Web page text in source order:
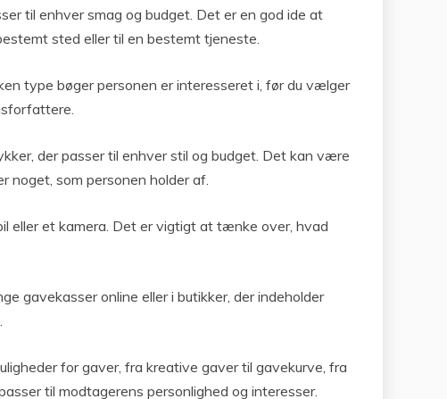
til enhver smag og budget. Det er en god ide at
sted eller til en bestemt tjeneste.
type bøger personen er interesseret i, før du vælger
der passer til enhver stil og budget. Det kan være
noget, som personen holder af.
eller et kamera. Det er vigtigt at tænke over, hvad
gavekasser online eller i butikker, der indeholder
for gaver, fra kreative gaver til gavekurve, fra
til modtagerens personlighed og interesser.